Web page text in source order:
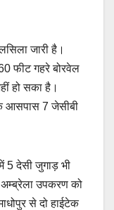
जारी है।
फीट गहरे बोरवेल
हो सका है।
आसपास 7 जेसीबी
5 देसी जुगाड़ भी
अम्ब्रेला उपकरण को
से दो हाईटेक